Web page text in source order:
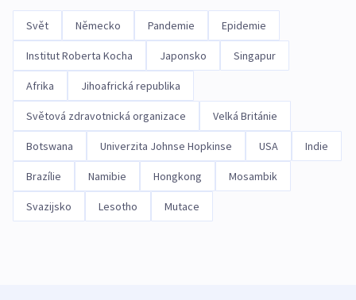
Svět Německo Pandemie Epidemie
Institut Roberta Kocha Japonsko Singapur
Afrika Jihoafrická republika
Světová zdravotnická organizace Velká Británie
Botswana Univerzita Johnse Hopkinse USA Indie
Brazílie Namibie Hongkong Mosambik
Svazijsko Lesotho Mutace